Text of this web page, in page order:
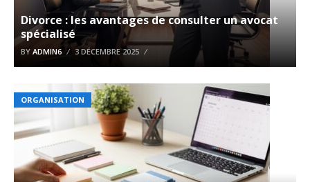
Divorce : les avantages de consulter un avocat
spécialisé
BY ADMIN6 3 DÉCEMBRE 2025
ORGANISATION